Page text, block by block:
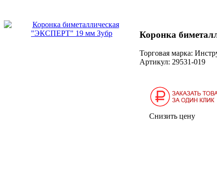
Коронка
Торговая марка:
Артикул: 29531-019
Снизить цену